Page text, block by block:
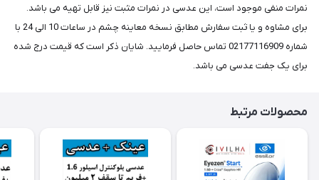
نمرات منفی موجود است، این عدسی در نمرات مثبت نیز قابل تهیه می باشد.
برای مشاوه و یا ثبت سفارش مطابق نسخه معاینه چشم در ساعات 10 الی 24 با
شماره 02177116909 تماس حاصل فرمایید. شایان ذکر است که قیمت درج شده
برای یک جفت عدسی می باشد.
محصولات مرتبط